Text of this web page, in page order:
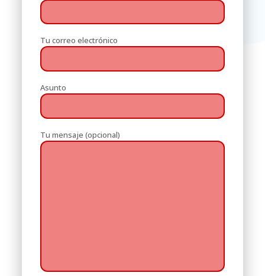
Tu correo electrónico
Asunto
Tu mensaje (opcional)